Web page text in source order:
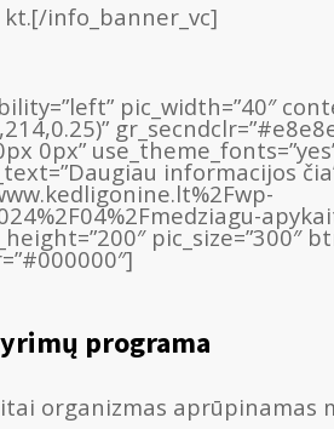
info_banner_vc]
pic_width=”40″
0px”
informacijos
pic_size=”300″
programa
organizmas aprūpinamas